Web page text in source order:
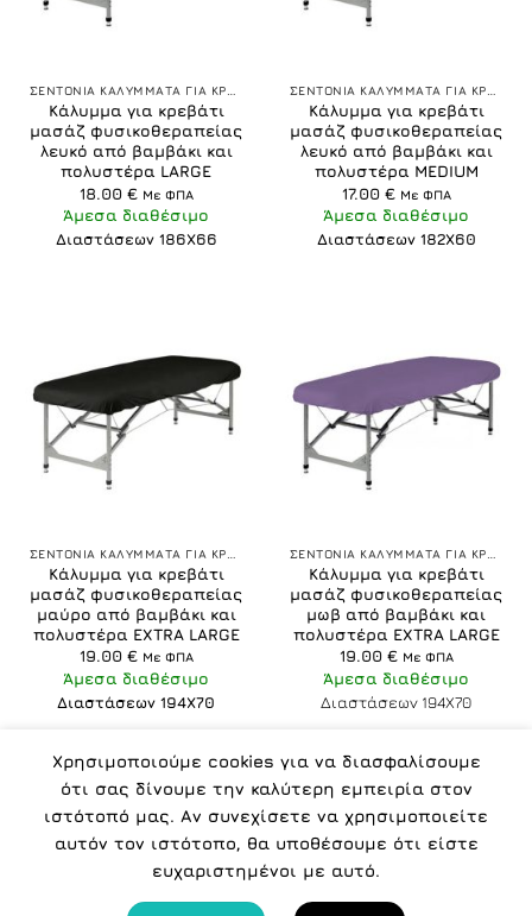
ΣΕΝΤΟΝΙΑ ΚΑΛΥΜΜΑΤΑ ΓΙΑ ΚΡΕΒΑΤΙΑ ΜΑΣΑΖ
Κάλυμμα για κρεβάτι
μασάζ φυσικοθεραπείας
λευκό από βαμβάκι και
πολυστέρα LARGE
18.00 € Με ΦΠΑ
Άμεσα διαθέσιμο
Διαστάσεων 186Χ66
ΣΕΝΤΟΝΙΑ ΚΑΛΥΜΜΑΤΑ ΓΙΑ ΚΡΕΒΑΤΙΑ ΜΑΣΑΖ
Κάλυμμα για κρεβάτι
μασάζ φυσικοθεραπείας
λευκό από βαμβάκι και
πολυστέρα MEDIUM
17.00 € Με ΦΠΑ
Άμεσα διαθέσιμο
Διαστάσεων 182Χ60
Κάλυμμα για κρεβάτι
μασάζ φυσικοθεραπείας
μαύρο από βαμβάκι και
πολυστέρα EXTRA LARGE
19.00 € Με ΦΠΑ
Άμεσα διαθέσιμο
Διαστάσεων 194Χ70
Κάλυμμα για κρεβάτι
μασάζ φυσικοθεραπείας
μωβ από βαμβάκι και
πολυστέρα EXTRA LARGE
19.00 € Με ΦΠΑ
Άμεσα διαθέσιμο
Διαστάσεων 194Χ70
ΠΟΛΙΤΙΚΉ ΑΠΟΡΡΉΤΟΥ ΌΡΟΙ ΠΟΙΟΙ ΕΊΜΑΣΤΕ
Copyright 2026 ©IMPORT COSMETICS -
Χρησιμοποιούμε cookies για να διασφαλίσουμε
ότι σας δίνουμε την καλύτερη εμπειρία στον
ιστότοπό μας. Αν συνεχίσετε να χρησιμοποιείτε
αυτόν τον ιστότοπο, θα υποθέσουμε ότι είστε
ευχαριστημένοι με αυτό.